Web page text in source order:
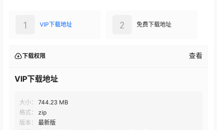
VIP下载地址
1 免费下载地址
2
下载权限 查看
VIP下载地址
大小：
744.23 MB
格式：
zip
版本：
最新版